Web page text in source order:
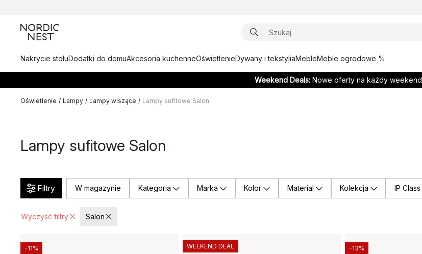
Nakrycie stołuDodatki do domuAkcesoria kuchenneOświetlenieDywany i tekstyliaMebleMeble ogrodowe %
Weekend Deals: Nowe oferty na każdy weekend
Oświetlenie / Lampy / Lampy wiszące / Lampy sufitowe Salon
Lampy sufitowe Salon
Filtry W magazynie Kategoria Marka Kolor Material Kolekcja IP Class
Wyczyść filtry Salon
-11%
WEEKEND DEAL
-13%